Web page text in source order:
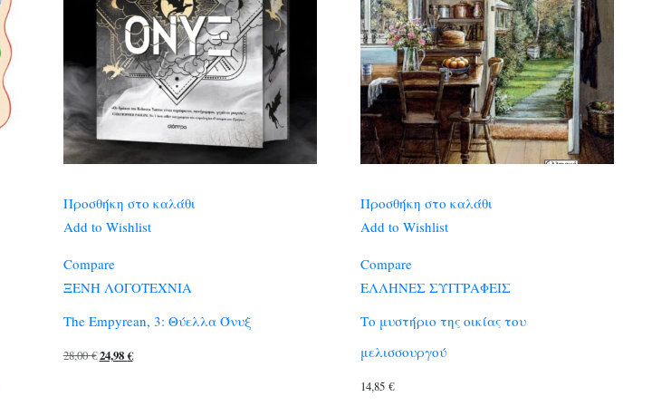
Προσθήκη στο καλάθι
Add to Wishlist
Compare
ΞΕΝΗ ΛΟΓΟΤΕΧΝΙΑ
The Empyrean, 3: Θύελλα Όνυξ
28,00€Original
24,98€Η
Προσθήκη στο καλάθι
Add to Wishlist
Compare
ΕΛΛΗΝΕΣ ΣΥΓΓΡΑΦΕΙΣ
Το μυστήριο της οικίας του
μελισσουργού
14,85 €